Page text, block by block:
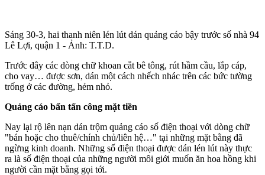
Sáng 30-3, hai thanh niên lén lút dán quảng cáo bậy trước số nhà 94
Lê Lợi, quận 1 - Ảnh: T.T.D.
Trước đây các dòng chữ khoan cắt bê tông, rút hầm cầu, lắp cáp,
cho vay… được sơn, dán một cách nhếch nhác trên các bức tường
trống ở các đường, hẻm nhỏ.
Quảng cáo bẩn tấn công mặt tiền
Nay lại rộ lên nạn dán trộm quảng cáo số điện thoại với dòng chữ
"bán hoặc cho thuê/chính chủ/liên hệ…" tại những mặt bằng đã
ngừng kinh doanh. Những số điện thoại được dán lén lút này thực
ra là số điện thoại của những người môi giới muốn ăn hoa hồng khi
người cần mặt bằng gọi tới.